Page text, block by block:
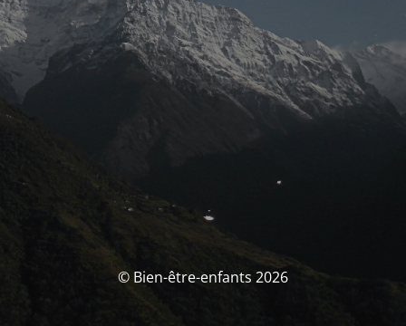
© Bien-être-enfants 2026